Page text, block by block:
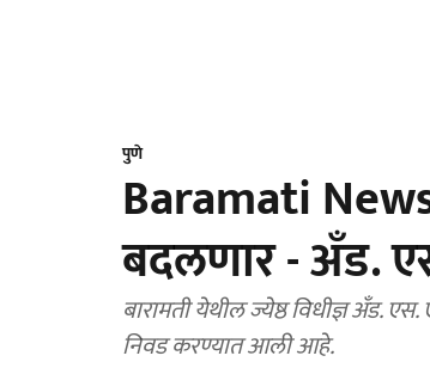
पुणे
Baramati
बदलणार - अँड.
बारामती येथील ज्येष्ठ विधीज्ञ अँड. एस.
निवड करण्यात आली आहे.